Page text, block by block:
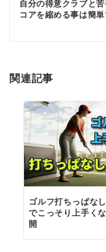
ゲ
シ
ン
自分の得意クラブと
コアを縮める事は簡
関連記事
ゴルフ打ちっぱな
でこっそり上手く
開